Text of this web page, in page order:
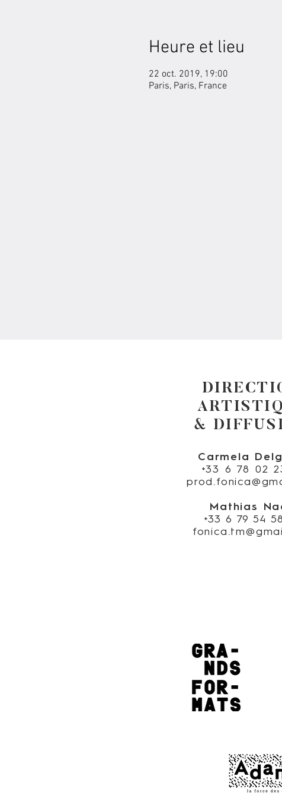
Heure et lieu
22 oct. 2019, 19:00
Paris, Paris, France
&
Carmela
+33 6 78 02
Mathias
+33 6 79 54